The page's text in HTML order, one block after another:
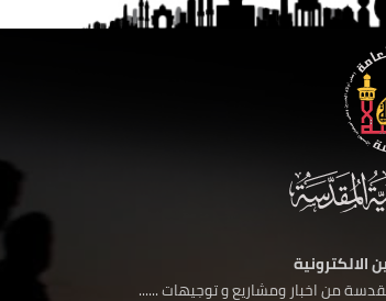
الالكترونية
من اخبار ومشاريع و توجيهات ......